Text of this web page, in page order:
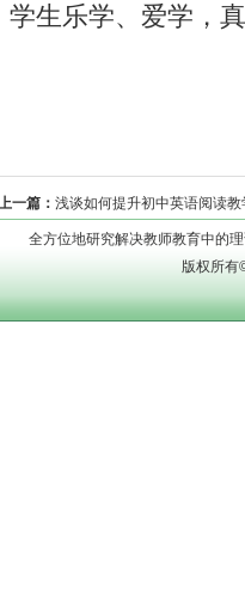
学生乐学、爱学，
一篇： 浅谈如何提升初中英语阅读
全方位地研究解决教师教育中的
版权所有